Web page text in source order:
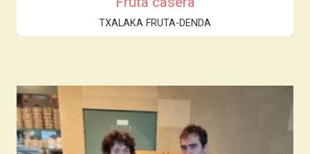
TXALAKA FRUTA-DENDA